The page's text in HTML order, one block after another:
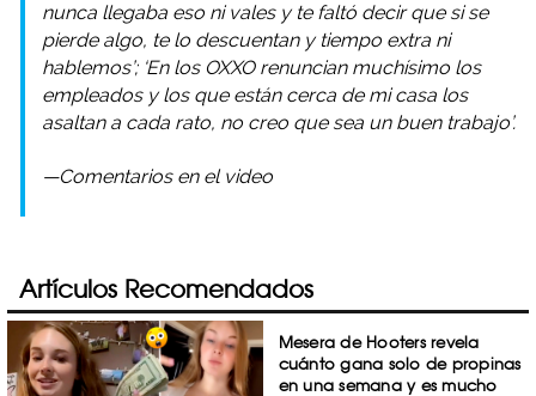
nunca llegaba eso ni vales y te faltó decir que si se
pierde algo, te lo descuentan y tiempo extra ni
hablemos’; ‘En los OXXO renuncian muchísimo los
empleados y los que están cerca de mi casa los
asaltan a cada rato, no creo que sea un buen trabajo’.
—Comentarios en el video
Artículos Recomendados
Mesera de Hooters revela
cuánto gana solo de propinas
en una semana y es mucho